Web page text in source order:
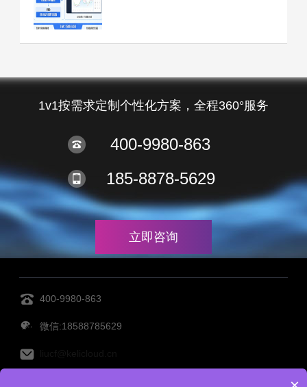
1v1按需求定制个性化方案，全程360°服务
400-9980-863
185-8878-5629
立即咨询
400-9980-863
微信:18588785629